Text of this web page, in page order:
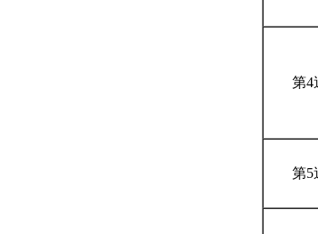
第4
第5